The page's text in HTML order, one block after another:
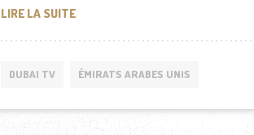
LIRE LA SUITECOMMENT CHOISIR UN BON NOM
DUBAI TV ÉMIRATS ARABES UNIS